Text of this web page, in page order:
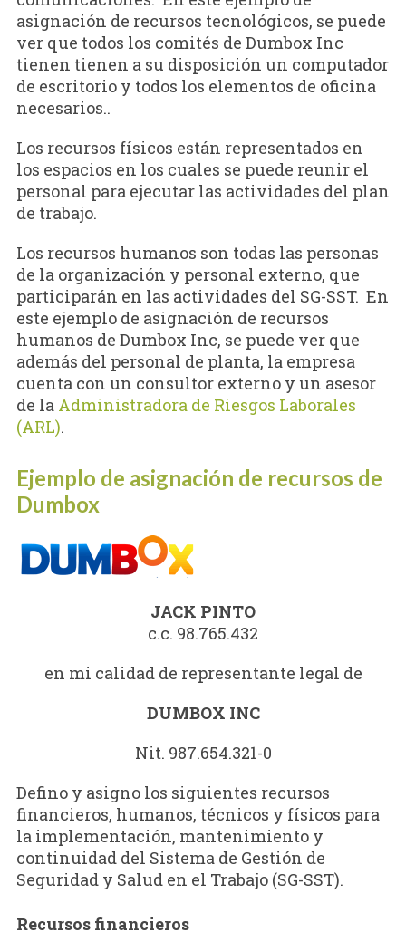
asignación de recursos tecnológicos, se puede
ver que todos los comités de Dumbox Inc
tienen tienen a su disposición un computador
de escritorio y todos los elementos de oficina
necesarios..
Los recursos físicos están representados en
los espacios en los cuales se puede reunir el
personal para ejecutar las actividades del plan
de trabajo.
Los recursos humanos son todas las personas
de la organización y personal externo, que
participarán en las actividades del SG-SST. En
este ejemplo de asignación de recursos
humanos de Dumbox Inc, se puede ver que
además del personal de planta, la empresa
cuenta con un consultor externo y un asesor
de la Administradora de Riesgos Laborales
(ARL).
Ejemplo de asignación de recursos de
Dumbox
JACK PINTO
c.c. 98.765.432
en mi calidad de representante legal de
DUMBOX INC
Nit. 987.654.321-0
Defino y asigno los siguientes recursos
financieros, humanos, técnicos y físicos para
la implementación, mantenimiento y
continuidad del Sistema de Gestión de
Seguridad y Salud en el Trabajo (SG-SST).
Recursos financieros